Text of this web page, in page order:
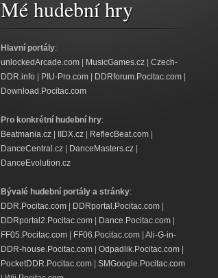
Mé hudební hry
Hlavní portály:
unlockedArcade.com
MusicGames.cz
Czech-
DDR.info
PIU-Pro.com DDRforum.Pocitac.com
Download.Pocitac.com
Pro konkrétní hudební hry:
Beatmania.cz
IIDX.cz ReflecBeat.com
DanceCentral.cz
DanceMasters.cz
DanceEvolution.cz
Bývalé hudební portály a stránky:
DDR.Pocitac.com
DDRportal.Pocitac.com
DDRportal2.Pocitac.com
Dance.Pocitac.com
FF05.Pocitac.com
FF06.Pocitac.com Ali-G-in-
DDR-house.Pocitac.com
Odpadlik.Pocitac.com
PocketDDR.Pocitac.com
SMGoogle.Pocitac.com